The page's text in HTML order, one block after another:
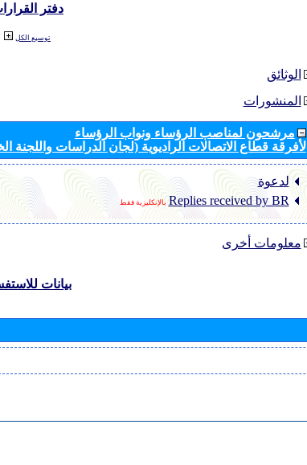
دفتر
توسيع الكل
الوثائق
المنشورات
مرشحون لمناصب الرؤساء ونواب الرؤساء
لأفرقة قطاع الاتصالات الراديوية (لجان الدراسات واللجنة
لدعوة
Replies received by BR بالإنكليزية فقط
معلومات أخرى
بيانات